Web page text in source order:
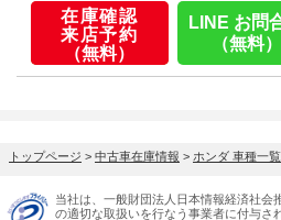
在庫確認
来店予約
（無料）
LINE お問
（無料）
トップページ > 中古車在庫情報 > ホンダ 車種一覧
当社は、一般財団法人日本情報経済社会
の適切な取扱いを行なう事業者に付与さ